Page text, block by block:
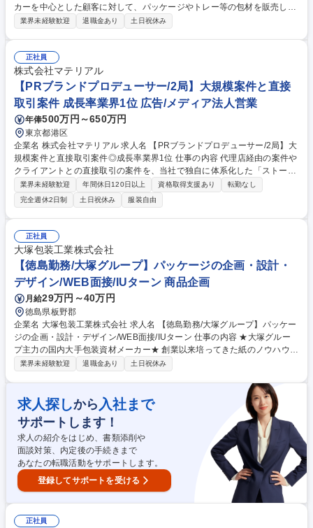
カーを中心とした顧客に対して、パッケージやトレー等の包材を販売しま
す。既存商品の生産計画に応じた受注～納品対応のほか、新商品やリニュ
り・受注から自社の製造部門への発注、納品管理まで一貫して行います。
既存取引先へのルートセールスが中心です。 ◎既存顧客の新しいアイテム
や新規取引先に対して、自社製品の機能・品質等を提案して自社製品の採
用を目指す企画提案営業も行います。 募集職種 【熊本勤務/大塚グルー
プ】食品等のパッケージのルート営業/WEB面接可/IUターン
業界未経験歓迎 退職金あり 土日祝休み
正社員
株式会社マテリアル
【PRブランドプロデューサー/2局】大規模案件と直接
取引案件 成長率業界1位 広告/メディア法人営業
年俸500万円～650万円
東京都港区
企業名 株式会社マテリアル 求人名 【PRブランドプロデューサー/2局】大
規模案件と直接取引案件◎成長率業界1位 仕事の内容 代理店経由の案件や
クライアントとの直接取引の案件を、当社で独自に体系化した「ストーリ
ーテリング」発想を軸としたプロモーション設計とブランド戦略の提案～
実行までディレクションをメイン担当として担います ■代理店経由の規模
の大きな案件に加え、クライアント直接商流の案件を上流のPR戦略の企
画・立案から実行までを一気通貫してディレクション■プレスリリース作
成、メディアへ情報発信、イベント企画・運営などを通じて顧客のブラン
ド価値向上に貢献■案件は数か月単位のプロジェクトが主で短い時間で
様々な業界案件を経験可能■入社後早期に案件メイン担当など大きな裁量
権をお渡し。同業の企業様と比べ早い成長が可能 募集職種 【PRブランド
プロデューサー/2局】大規模案件と直接取引案件◎成長率業界1位
業界未経験歓迎 年間休日120日以上 資格取得支援あり
転勤なし
完全週休2日制
土日祝休み 服装自由
正社員
大塚包装工業株式会社
【徳島勤務/大塚グループ】パッケージの企画・設計・
デザイン/WEB面接/IUターン 商品企画
月給29万円～40万円
徳島県板野郡
企業名 大塚包装工業株式会社 求人名 【徳島勤務/大塚グループ】パッケー
ジの企画・設計・デザイン/WEB面接/IUターン 仕事の内容 ★大塚グルー
プ主力の国内大手包装資材メーカー★ 創業以来培ってきた紙のノウハウを
活かして、これまでにない付加価値の高い「新しい価値を生み出す紙パッ
定・設計 ■試作と評価 ≪具体的に≫単に箱を設計するだけでなく、クライ
アントのもとへ足を運び、直接ニーズをヒアリングするところからスター
ト。プレゼンにも同行するため、「自分のアイデアがどう伝わるか」を肌
で感じられる環境！デザインや形はもちろん、材質や印刷、加工方法まで
をトータルに組み合わせて、商品の魅力を最も引き立てるベストなパッケ
ージをカタチにしていきます。 募集職種 【徳島勤務/大塚グループ】パッ
ケージの企画・設計・デザイン/WEB面接/IUターン
業界未経験歓迎 退職金あり 土日祝休み
求人探しから 入社まで
サポートします！
求人の紹介をはじめ、書類添削や
面談対策、内定後の手続きまで
あなたの転職活動をサポートします。
登録してサポートを受ける
正社員